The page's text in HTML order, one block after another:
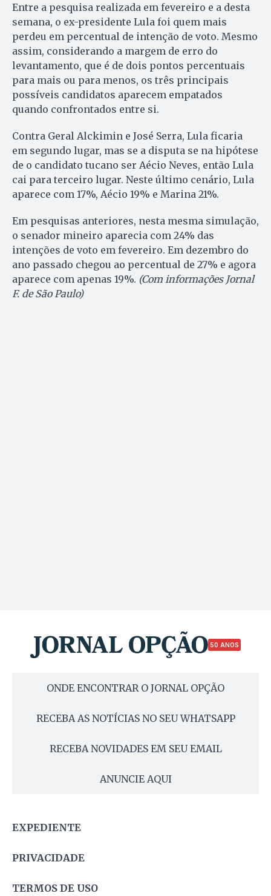
Entre a pesquisa realizada em fevereiro e a desta
semana, o ex-presidente Lula foi quem mais
perdeu em percentual de intenção de voto. Mesmo
assim, considerando a margem de erro do
levantamento, que é de dois pontos percentuais
para mais ou para menos, os três principais
possíveis candidatos aparecem empatados
quando confrontados entre si.
Contra Geral Alckimin e José Serra, Lula ficaria
em segundo lugar, mas se a disputa se na hipótese
de o candidato tucano ser Aécio Neves, então Lula
cai para terceiro lugar. Neste último cenário, Lula
aparece com 17%, Aécio 19% e Marina 21%.
Em pesquisas anteriores, nesta mesma simulação,
o senador mineiro aparecia com 24% das
intenções de voto em fevereiro. Em dezembro do
ano passado chegou ao percentual de 27% e agora
aparece com apenas 19%. (Com informações Jornal
F. de São Paulo)
50 ANOS
ONDE ENCONTRAR O JORNAL OPÇÃO
RECEBA AS NOTÍCIAS NO SEU WHATSAPP
RECEBA NOVIDADES EM SEU EMAIL
ANUNCIE AQUI
EXPEDIENTE
PRIVACIDADE
TERMOS DE USO